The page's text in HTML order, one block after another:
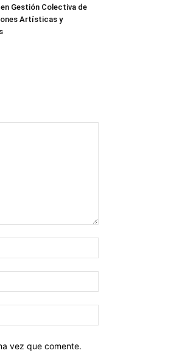
Gestión Colectiva de
Artísticas y
vez que comente.